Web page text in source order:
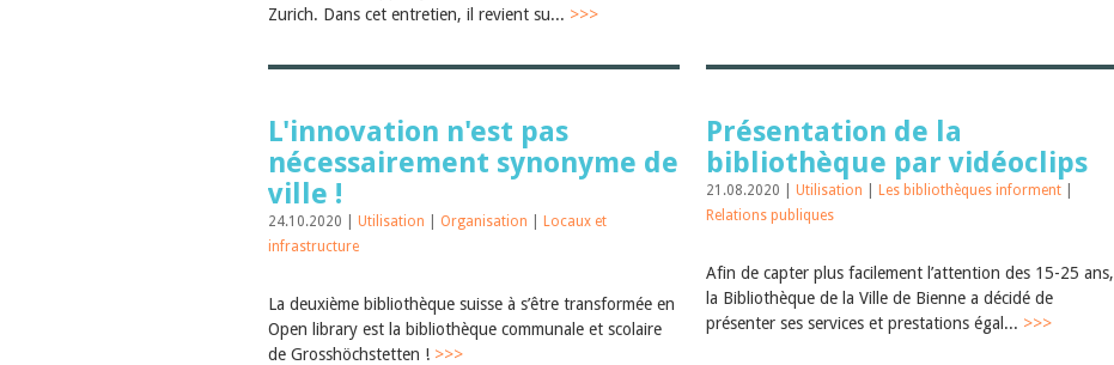
Zurich. Dans cet entretien, il revient su... >>>
L'innovation n'est pas
nécessairement synonyme de
ville !
24.10.2020 | Utilisation Organisation
Locaux et
infrastructure
La deuxième bibliothèque suisse à s’être transformée en
Open library est la bibliothèque communale et scolaire
de Grosshöchstetten ! >>>
Présentation de la
bibliothèque par vidéoclips
21.08.2020 | Utilisation Les bibliothèques informent
Relations publiques
Afin de capter plus facilement l’attention des 15-25 ans,
la Bibliothèque de la Ville de Bienne a décidé de
présenter ses services et prestations égal... >>>